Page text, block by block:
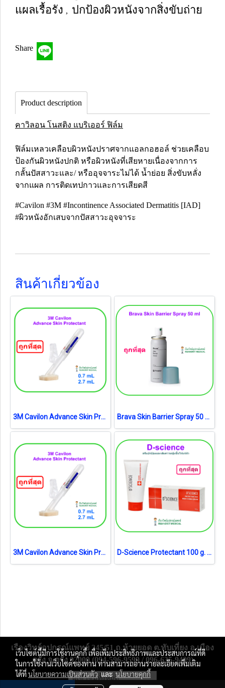
แผลเรื้อรัง , ปกป้องผิวหนังจากสิ่งขับถ่าย
Share
Product description
คาวิลอน โนสติง แบริเออร์ ฟิล์ม
ฟิล์มเหลวเคลือบผิวหนังปราศจากแอลกอฮอล์ ช่วยเคลือบ
ป้องกันผิวหนังปกติ หรือผิวหนังที่เสียหายเนื่องจากการ
กลั้นปัสสาวะและ/ หรืออุจจาระไม่ได้ น้ำย่อย สิ่งขับหลั่ง
จากแผล การติดเทปกาวและการเสียดสี
#Cavilon #3M #Incontinence Associated Dermatitis [IAD]
#ผิวหนังอักเสบจากปัสสาวะอุจจาระ
สินค้าเกี่ยวข้อง
3M Cavilon Advance Skin Protectant 2.7 ml (5050G) ฟิล์มเหลวเคลือบผิวหนังและพื้นแผล (1 อัน) Brava Skin Barrier Spray 50 ml [Coloplast] สเปรย์เคลือบปกป้องผิว
3M Cavilon Advance Skin Protectant 0.7 ml (5051G) ฟิล์มเหลวเคลือบผิวหนังและพื้นแผล (1 อัน) D-Science Protectant 100 g. (exp 12-2027)
เรืองวิทย์อุปกรณ์แพทย์ 245/51 ถ.ห้วยยอด ต.ทับเที่ยง อ.เมือง
ตรัง จ.ตรัง 92000 (094-596-9599 / 096-635-9409)
ผู้เข้าชมทั้งหมด
เว็บไซต์นี้มีการใช้งานคุกกี้ เพื่อเพิ่มประสิทธิภาพและประสบการณ์ที่ดี
ในการใช้งานเว็บไซต์ของท่าน ท่านสามารถอ่านรายละเอียดเพิ่มเติม
ได้ที่นโยบายความเป็นส่วนตัวและนโยบายคุกกี้